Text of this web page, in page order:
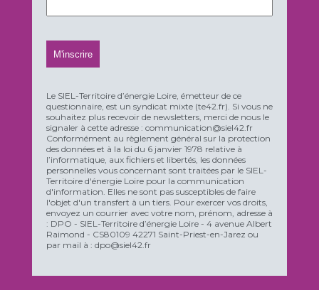
Le SIEL-Territoire d’énergie Loire, émetteur de ce
questionnaire, est un syndicat mixte (te42.fr). Si vous ne
souhaitez plus recevoir de newsletters, merci de nous le
signaler à cette adresse : communication@siel42.fr
Conformément au règlement général sur la protection
des données et à la loi du 6 janvier 1978 relative à
l’informatique, aux fichiers et libertés, les données
personnelles vous concernant sont traitées par le SIEL-
Territoire d'énergie Loire pour la communication
d'information. Elles ne sont pas susceptibles de faire
l'objet d'un transfert à un tiers. Pour exercer vos droits,
envoyez un courrier avec votre nom, prénom, adresse à
: DPO - SIEL-Territoire d’énergie Loire - 4 avenue Albert
Raimond - CS80109 42271 Saint-Priest-en-Jarez ou
par mail à : dpo@siel42.fr